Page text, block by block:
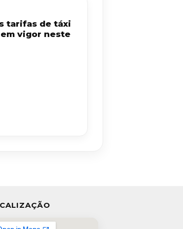
tarifas de táxi
vigor neste